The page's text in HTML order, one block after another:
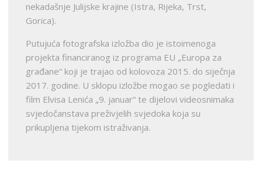
nekadašnje Julijske krajine (Istra, Rijeka, Trst,
Gorica).
Putujuća fotografska izložba dio je istoimenoga
projekta financiranog iz programa EU „Europa za
građane“ koji je trajao od kolovoza 2015. do siječnja
2017. godine. U sklopu izložbe mogao se pogledati i
film Elvisa Lenića „9. januar“ te dijelovi videosnimaka
svjedočanstava preživjelih svjedoka koja su
prikupljena tijekom istraživanja.